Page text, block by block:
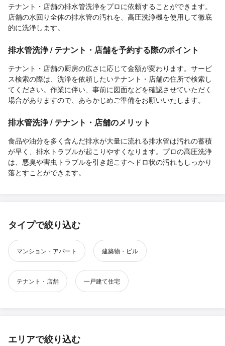
テナント・店舗の排水管洗浄をプロに依頼することができます。
店舗の水回り全体の排水管の汚れを、高圧洗浄機を使用して徹底
的に洗浄します。
排水管洗浄 / テナント・店舗を予約する際のポイント
テナント・店舗の厨房の広さに応じて金額が変わります。サービ
ス検索の際は、洗浄を依頼したいテナント・店舗の住所で検索し
てください。作業に伴い、事前に図面などを確認させていただく
場合がありますので、あらかじめご準備をお願いいたします。
排水管洗浄 / テナント・店舗のメリット
食品や油分を多く含んだ排水が大量に流れる排水管は汚れの蓄積
が早く、排水トラブルが起こりやすくなります。プロの高圧洗浄
は、悪臭や害虫トラブルを引き起こすヘドロ状の汚れもしっかり
落とすことができます。
タイプで絞り込む
マンション・アパート 建築物・ビル
テナント・店舗 一戸建て住宅
エリアで絞り込む